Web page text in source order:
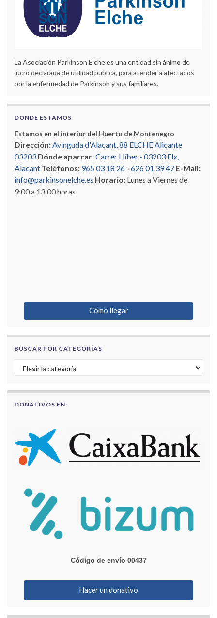
La Asociación Parkinson Elche es una entidad sin ánimo de
lucro declarada de utilidad pública, para atender a afectados
por la enfermedad de Parkinson y sus familiares.
DONDE ESTAMOS
Estamos en el interior del Huerto de Montenegro
Dirección:Avinguda d'Alacant, 88 ELCHE Alicante
03203 Dónde aparcar:Carrer Llíber - 03203 Elx,
Alacant Teléfonos: 965 03 18 26 - 626 01 39 47 E-Mail:
info@parkinsonelche.es Horario: Lunes a Viernes de
9:00 a 13:00 horas
Cómo llegar
BUSCAR POR CATEGORÍAS
Buscar por categorías
DONATIVOS EN:
Código de envío 00437
Hacer un donativo